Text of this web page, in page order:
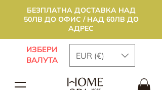
БЕЗПЛАТНА ДОСТАВКА НАД
50ЛВ ДО ОФИС / НАД 60ЛВ ДО
АДРЕС
ИЗБЕРИ
ВАЛУТА
EUR (€)